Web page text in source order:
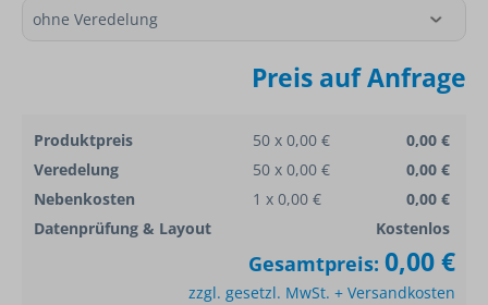
Preis auf Anfrage
Produktpreis 50 x 0,00 €
0,00 €
Veredelung
50 x 0,00 €
0,00 €
Nebenkosten
1 x 0,00 €
0,00 €
Datenprüfung & Layout
Kostenlos
Gesamtpreis: 0,00 €
zzgl. gesetzl. MwSt. + Versandkosten